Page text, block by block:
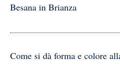
Besana in Brianza
Come si dà forma e colore